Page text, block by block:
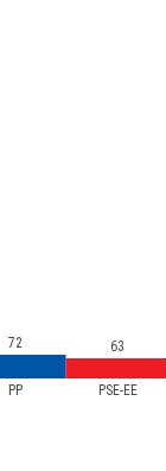
PP PSE-EE
72 63